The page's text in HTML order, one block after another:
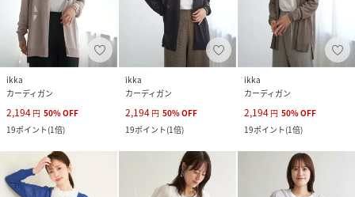
ikka
カーディガン
2,194 円 50%OFF
19ポイント(1倍)
ikka
カーディガン
2,194 円 50%OFF
19ポイント(1倍)
ikka
カーディガン
2,194 円 50%OFF
19ポイント(1倍)